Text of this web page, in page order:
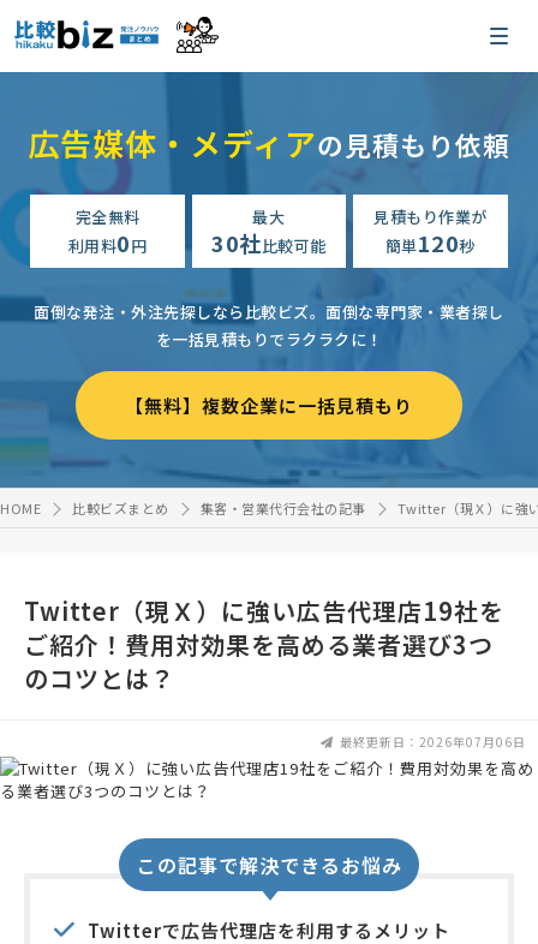
広告媒体・メディアの見積もり依頼
完全無料
利用料0円
最大
30社比較可能
見積もり作業が
簡単120秒
面倒な発注・外注先探しなら比較ビズ。 面倒な専門家・業者探し
を一括見積もりでラクラクに！
【無料】複数企業に一括見積もり
HOME 比較ビズまとめ 集客・営業代行会社の記事 Twitter（現Ｘ）に強
Twitter（現Ｘ）に強い広告代理店19社を
ご紹介！費用対効果を高める業者選び3つ
のコツとは？
最終更新日：2026年07月06日
この記事で解決できるお悩み
Twitterで広告代理店を利用するメリット